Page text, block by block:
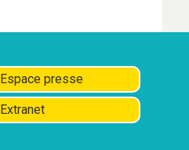
Espace presse
Extranet